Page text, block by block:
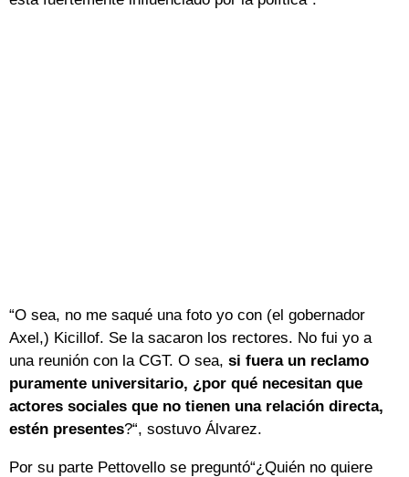
“O sea, no me saqué una foto yo con (el gobernador
Axel,) Kicillof. Se la sacaron los rectores. No fui yo a
una reunión con la CGT. O sea, si fuera un reclamo
puramente universitario, ¿por qué necesitan que
actores sociales que no tienen una relación directa,
estén presentes?“, sostuvo Álvarez.
Por su parte Pettovello se preguntó“¿Quién no quiere